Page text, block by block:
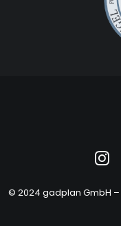
© 2024 gadplan GmbH –